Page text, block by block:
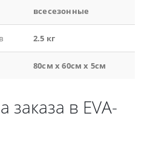
всесезонные
2.5 кг
80см x 60см x 5см
в EVA-